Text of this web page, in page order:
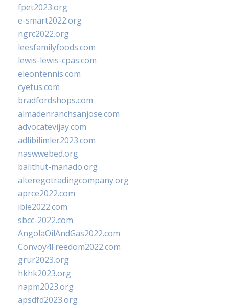
fpet2023.org
e-smart2022.org
ngrc2022.org
leesfamilyfoods.com
lewis-lewis-cpas.com
eleontennis.com
cyetus.com
bradfordshops.com
almadenranchsanjose.com
advocatevijay.com
adlibilimler2023.com
naswwebed.org
balithut-manado.org
alteregotradingcompany.org
aprce2022.com
ibie2022.com
sbcc-2022.com
AngolaOilAndGas2022.com
Convoy4Freedom2022.com
grur2023.org
hkhk2023.org
napm2023.org
apsdfd2023.org